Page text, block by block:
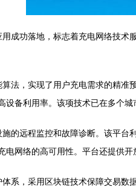
成功落地，标志着充电网络技
法，实现了用户充电需求的精
备利用率。该项技术已在多个
的远程监控和故障诊断。该平
网络的高可用性。平台还提供
系，采用区块链技术保障交易